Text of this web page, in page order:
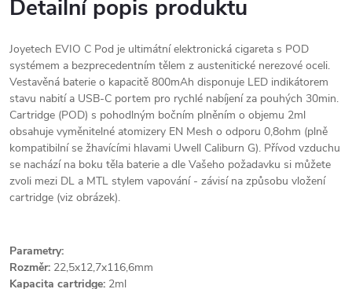
Detailní popis produktu
Joyetech EVIO C Pod je ultimátní elektronická cigareta s POD
systémem a bezprecedentním tělem z austenitické nerezové oceli.
Vestavěná baterie o kapacitě 800mAh disponuje LED indikátorem
stavu nabití a USB-C portem pro rychlé nabíjení za pouhých 30min.
Cartridge (POD) s pohodlným bočním plněním o objemu 2ml
obsahuje vyměnitelné atomizery EN Mesh o odporu 0,8ohm (plně
kompatibilní se žhavícími hlavami Uwell Caliburn G). Přívod vzduchu
se nachází na boku těla baterie a dle Vašeho požadavku si můžete
zvoli mezi DL a MTL stylem vapování - závisí na způsobu vložení
cartridge (viz obrázek).
Parametry:
Rozměr: 22,5x12,7x116,6mm
Kapacita cartridge: 2ml